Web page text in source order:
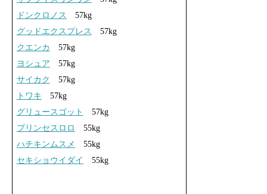
ドンクロノス
57kg
グッドエクスプレス
57kg
クエンカ
57kg
ヨシュア 57kg
サイカク
57kg
トワキ 57kg
グリュースゴット
57kg
プリンセスロロ
55kg
ハチキンムスメ
55kg
セキショウイダイ
55kg